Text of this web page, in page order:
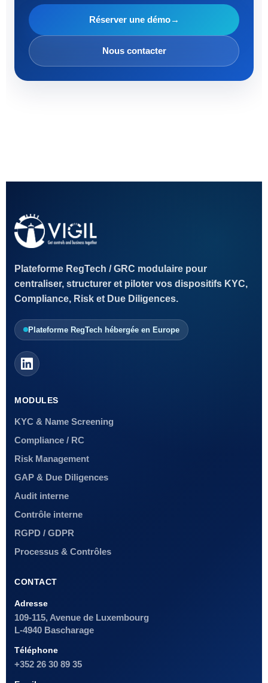
Réserver une démo→
Nous contacter
Plateforme RegTech / GRC modulaire pour
centraliser, structurer et piloter vos dispositifs KYC,
Compliance, Risk et Due Diligences.
Plateforme RegTech hébergée en Europe
MODULES
KYC & Name Screening
Compliance / RC
Risk Management
GAP & Due Diligences
Audit interne
Contrôle interne
RGPD / GDPR
Processus & Contrôles
CONTACT
Adresse
109-115, Avenue de Luxembourg
L-4940 Bascharage
Téléphone
+352 26 30 89 35